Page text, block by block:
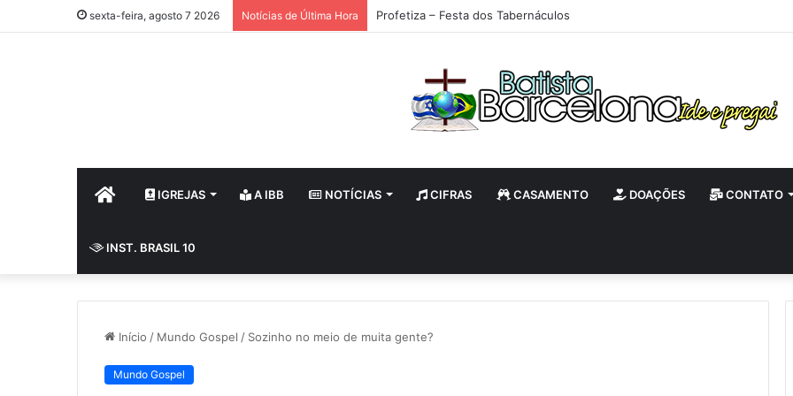
sexta-feira, agosto 7 2026 Notícias de Última Hora Profetiza – Festa dos Tabernáculos
HOME IGREJAS A IBB NOTÍCIAS CIFRAS CASAMENTO DOAÇÕES CONTATO
INST. BRASIL 10
Início / Mundo Gospel / Sozinho no meio de muita gente?
Mundo Gospel